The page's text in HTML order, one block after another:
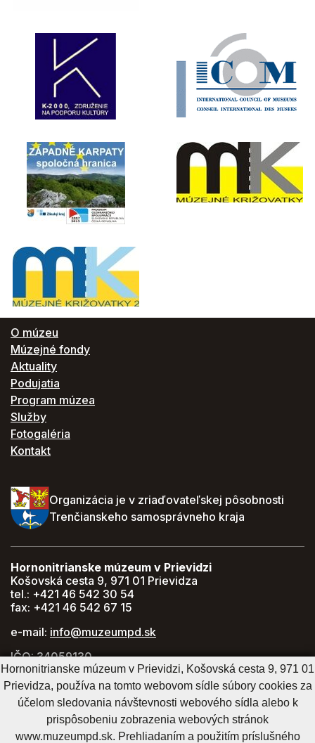
O múzeu
Múzejné fondy
Aktuality
Podujatia
Program múzea
Služby
Fotogaléria
Kontakt
Organizácia je v zriaďovateľskej pôsobnosti
Trenčianskeho samosprávneho kraja
Hornonitrianske múzeum v Prievidzi
Košovská cesta 9, 971 01 Prievidza
tel.: +421 46 542 30 54
fax: +421 46 542 67 15
e-mail: info@muzeumpd.sk
IČO: 34059130
DIČ: 2021447274
GPS: 48.770071, 18.620043
Cookies nastavenieCookies - viac informácií Vyhlásenie o prístupnosti
Hornonitrianske múzeum v Prievidzi, Košovská cesta 9, 971 01
Prievidza, používa na tomto webovom sídle súbory cookies za
účelom sledovania návštevnosti webového sídla alebo k
prispôsobeniu zobrazenia webových stránok
www.muzeumpd.sk. Prehliadaním a použitím príslušného